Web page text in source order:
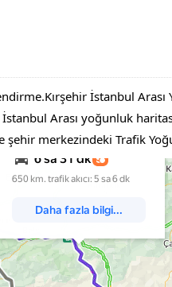
İstanbul Arası
Arası yoğunluk
merkezindeki Trafik